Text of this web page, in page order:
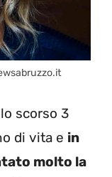
scorso 3
di vita e in
molto la